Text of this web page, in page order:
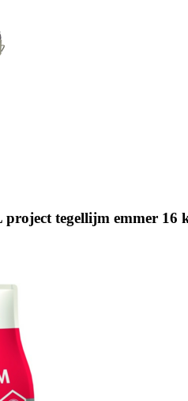
project tegellijm emmer 16